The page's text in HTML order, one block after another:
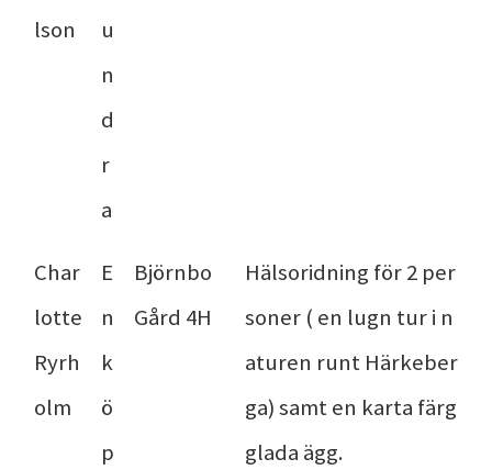
lson
u
n
d
r
a
Char
lotte
Ryrh
olm
E
n
k
ö
p
Björnbo
Gård 4H
Hälsoridning för 2 per
soner ( en lugn tur i n
aturen runt Härkeber
ga) samt en karta färg
glada ägg.